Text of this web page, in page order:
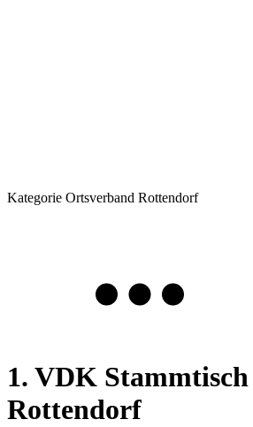
Kategorie Ortsverband Rottendorf
1. VDK Stammtisch
Rottendorf